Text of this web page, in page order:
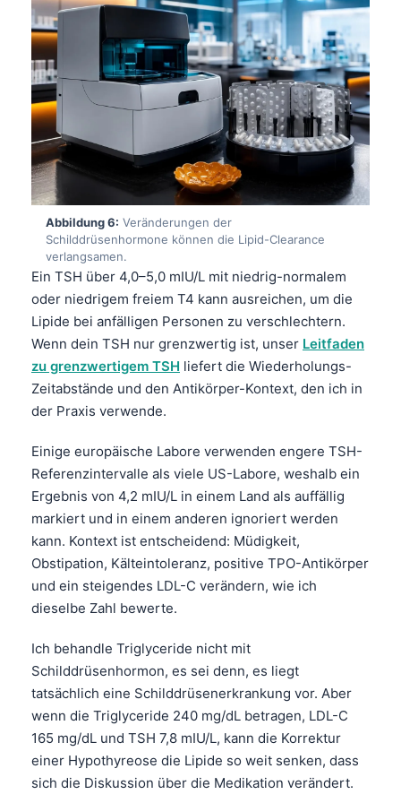
Abbildung 6: Veränderungen der
Schilddrüsenhormone können die Lipid-Clearance
verlangsamen.
Ein TSH über 4,0–5,0 mIU/L mit niedrig-normalem
oder niedrigem freiem T4 kann ausreichen, um die
Lipide bei anfälligen Personen zu verschlechtern.
Wenn dein TSH nur grenzwertig ist, unser Leitfaden
zu grenzwertigem TSH liefert die Wiederholungs-
Zeitabstände und den Antikörper-Kontext, den ich in
der Praxis verwende.
Einige europäische Labore verwenden engere TSH-
Referenzintervalle als viele US-Labore, weshalb ein
Ergebnis von 4,2 mIU/L in einem Land als auffällig
markiert und in einem anderen ignoriert werden
kann. Kontext ist entscheidend: Müdigkeit,
Obstipation, Kälteintoleranz, positive TPO-Antikörper
und ein steigendes LDL-C verändern, wie ich
dieselbe Zahl bewerte.
Ich behandle Triglyceride nicht mit
Schilddrüsenhormon, es sei denn, es liegt
tatsächlich eine Schilddrüsenerkrankung vor. Aber
wenn die Triglyceride 240 mg/dL betragen, LDL-C
165 mg/dL und TSH 7,8 mIU/L, kann die Korrektur
einer Hypothyreose die Lipide so weit senken, dass
sich die Diskussion über die Medikation verändert.
Қазақ тілі
Suomi
Hrvatski
Slovenčina
සිංහල
অসমীয়া
Galego
Latviešu valoda
Македонски јазик
Euskara
Gàidhlig
Occitan
العربية المغربية
Afrikaans
Монгол
ພາສາລາວ
Basa Jawa
Cebuano
ئۇيغۇرچە
Татар теле
Беларуская мова
Esperanto
Frysk